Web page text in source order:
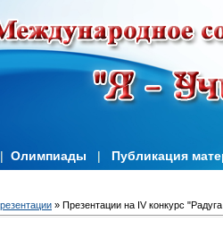
| Олимпиады | Публикация
» Презентации на IV конкурс